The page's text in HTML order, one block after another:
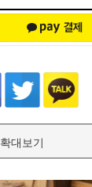
확대보기